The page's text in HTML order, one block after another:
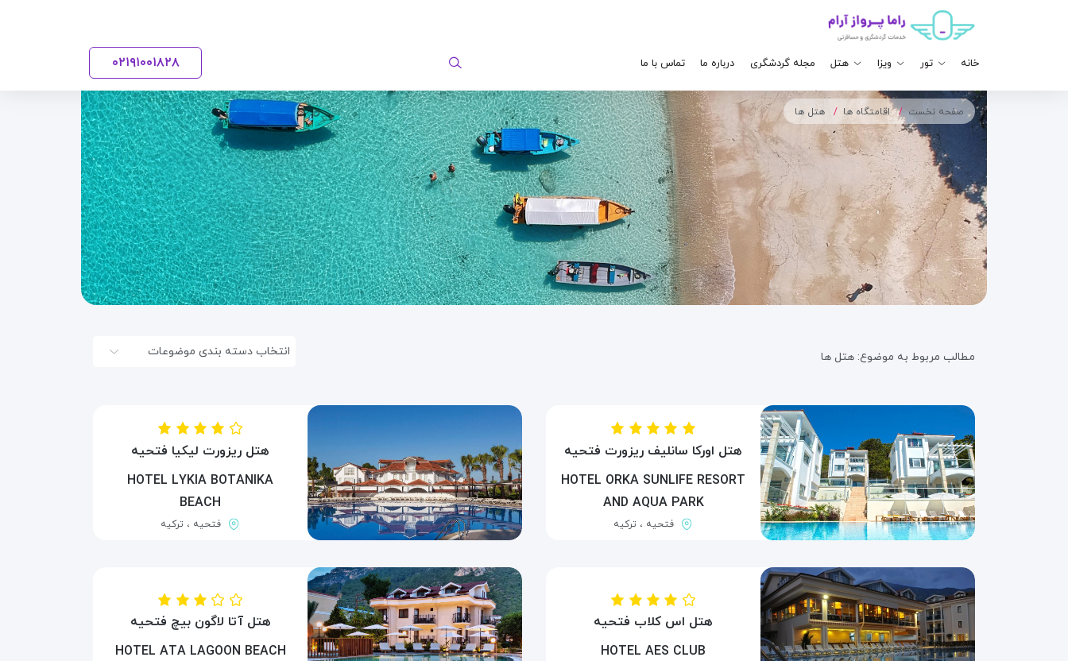
خانه تور ویزا هتل مجله گردشگری درباره ما تماس با ما ۹۱۰۰۱۸۲۸۰۲۱
صفحه نخست اقامتگاه ها هتل ها
مطالب مربوط به موضوع: هتل ها انتخاب دسته بندی موضوعات
هتل اورکا سانلیف ریزورت فتحیه
HOTEL ORKA SUNLIFE RESORT
AND AQUA PARK
فتحیه ، ترکیه
هتل ریزورت لیکیا فتحیه
HOTEL LYKIA BOTANIKA
BEACH
فتحیه ، ترکیه
هتل اس کلاب فتحیه
HOTEL AES CLUB
هتل آتا لاگون بیچ فتحیه
HOTEL ATA LAGOON BEACH